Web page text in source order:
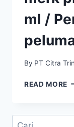
ml /
By PT Citra
READ MORE